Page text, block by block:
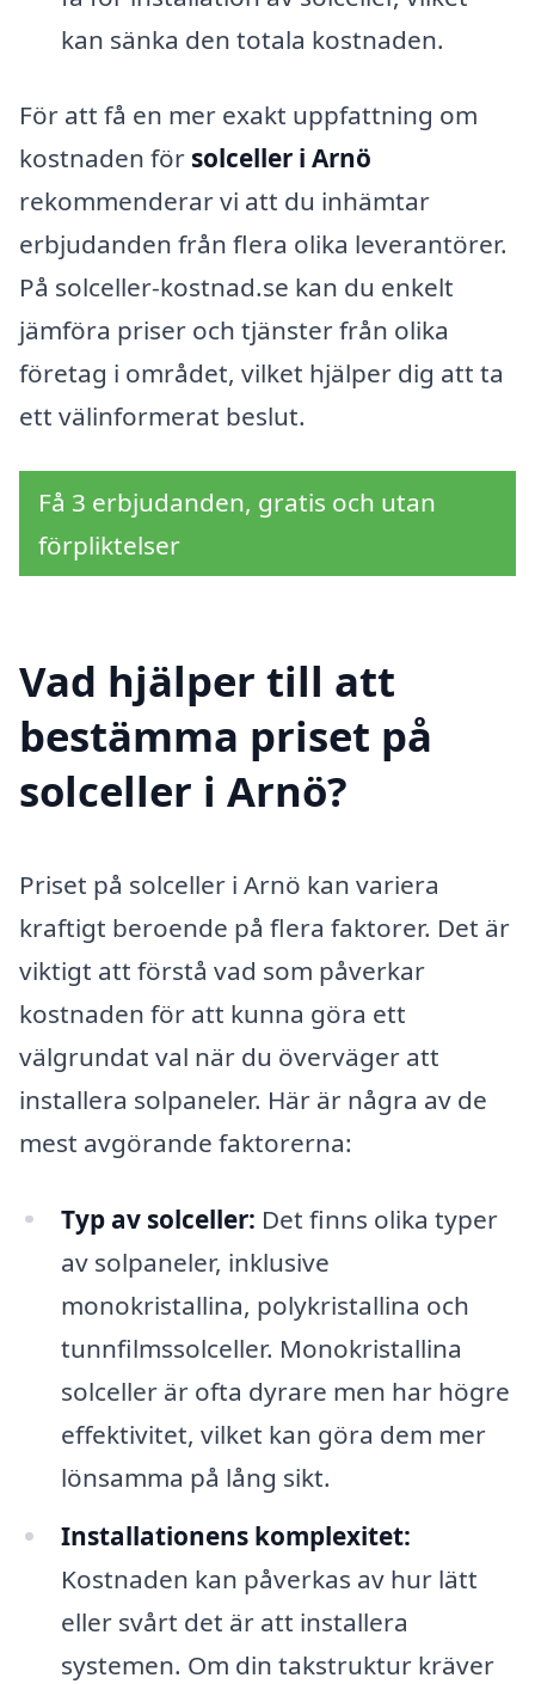
kan sänka den totala kostnaden.
För att få en mer exakt uppfattning om
kostnaden för solceller i Arnö
rekommenderar vi att du inhämtar
erbjudanden från flera olika leverantörer.
På solceller-kostnad.se kan du enkelt
jämföra priser och tjänster från olika
företag i området, vilket hjälper dig att ta
ett välinformerat beslut.
Få 3 erbjudanden, gratis och utan
förpliktelser
Vad hjälper till att
bestämma priset på
solceller i Arnö?
Priset på solceller i Arnö kan variera
kraftigt beroende på flera faktorer. Det är
viktigt att förstå vad som påverkar
kostnaden för att kunna göra ett
välgrundat val när du överväger att
installera solpaneler. Här är några av de
mest avgörande faktorerna:
Typ av solceller: Det finns olika typer
av solpaneler, inklusive
monokristallina, polykristallina och
tunnfilmssolceller. Monokristallina
solceller är ofta dyrare men har högre
effektivitet, vilket kan göra dem mer
lönsamma på lång sikt.
Installationens komplexitet:
Kostnaden kan påverkas av hur lätt
eller svårt det är att installera
systemen. Om din takstruktur kräver